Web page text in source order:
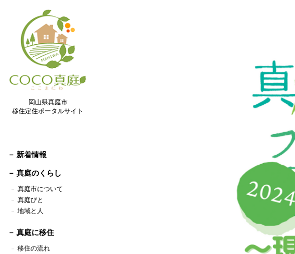
岡山県真庭市
移住定住ポータルサイト
－ 新着情報
－ 真庭のくらし
－ 真庭市について
－ 真庭びと
－ 地域と人
－ 真庭に移住
－ 移住の流れ